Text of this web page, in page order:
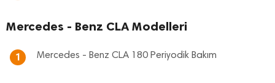
Mercedes - Benz CLA Modelleri
1 Mercedes - Benz CLA 180 Periyodik Bakım